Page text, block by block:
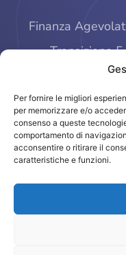
Per fornire le migliori
per memorizzare e/o
consenso a queste
comportamento di
acconsentire o ritirare il
caratteristiche e funzioni.
Finanza
Transizione
© 2025 KPS Financial
Piazza Quattro